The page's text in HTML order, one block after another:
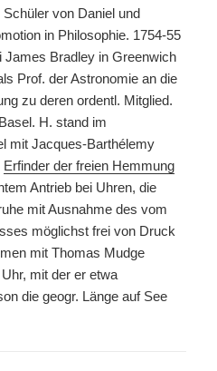
von Daniel und
in Philosophie. 1754-55
James Bradley in Greenwich
Prof. der Astronomie an die
zu deren ordentl. Mitglied.
H. stand im
mit Jacques-Barthélemy
Erfinder der freien Hemmung
Antrieb bei Uhren, die
mit Ausnahme des vom
möglichst frei von Druck
mit Thomas Mudge
mit der er etwa
die geogr. Länge auf See